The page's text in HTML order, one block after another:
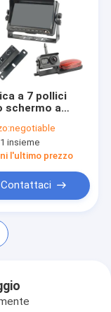
fili di rv
a 7 pollici
schermo a
macchina
di
del
negotiable
1 insieme
l'ultimo prezzo
Contattaci